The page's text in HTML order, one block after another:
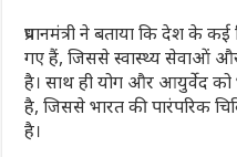
प्रधानमंत्री ने बताया कि देश के
गए हैं, जिससे स्वास्थ्य सेवाओं और
है। साथ ही योग और आयुर्वेद को
है, जिससे भारत की पारंपरिक
है।